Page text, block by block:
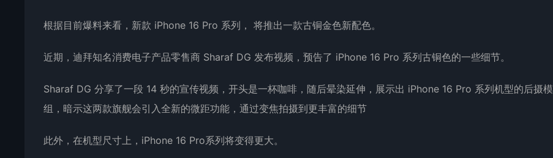
根据目前爆料来看，新款 iPhone 16 Pro 系列， 将推出一款古铜金色新配色。
近期，迪拜知名消费电子产品零售商 Sharaf DG 发布视频，预告了 iPhone 16 Pro 系列古铜色的一些细节。
Sharaf DG 分享了一段 14 秒的宣传视频，开头是一杯咖啡，随后晕染延伸，展示出 iPhone 16 Pro 系列机型的后摄模
组，暗示这两款旗舰会引入全新的微距功能，通过变焦拍摄到更丰富的细节
此外，在机型尺寸上，iPhone 16 Pro系列将变得更大。